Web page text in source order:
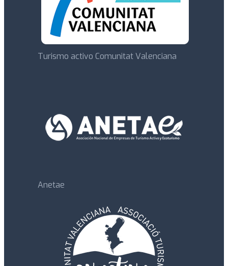
Turismo activo Comunitat Valenciana
Anetae